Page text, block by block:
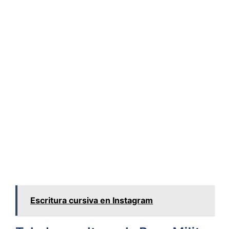
Escritura cursiva en Instagram